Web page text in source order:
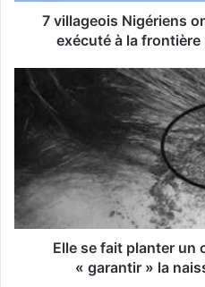
7 villageois Nigériens
exécuté à la frontière
Elle se fait planter un
« garantir » la